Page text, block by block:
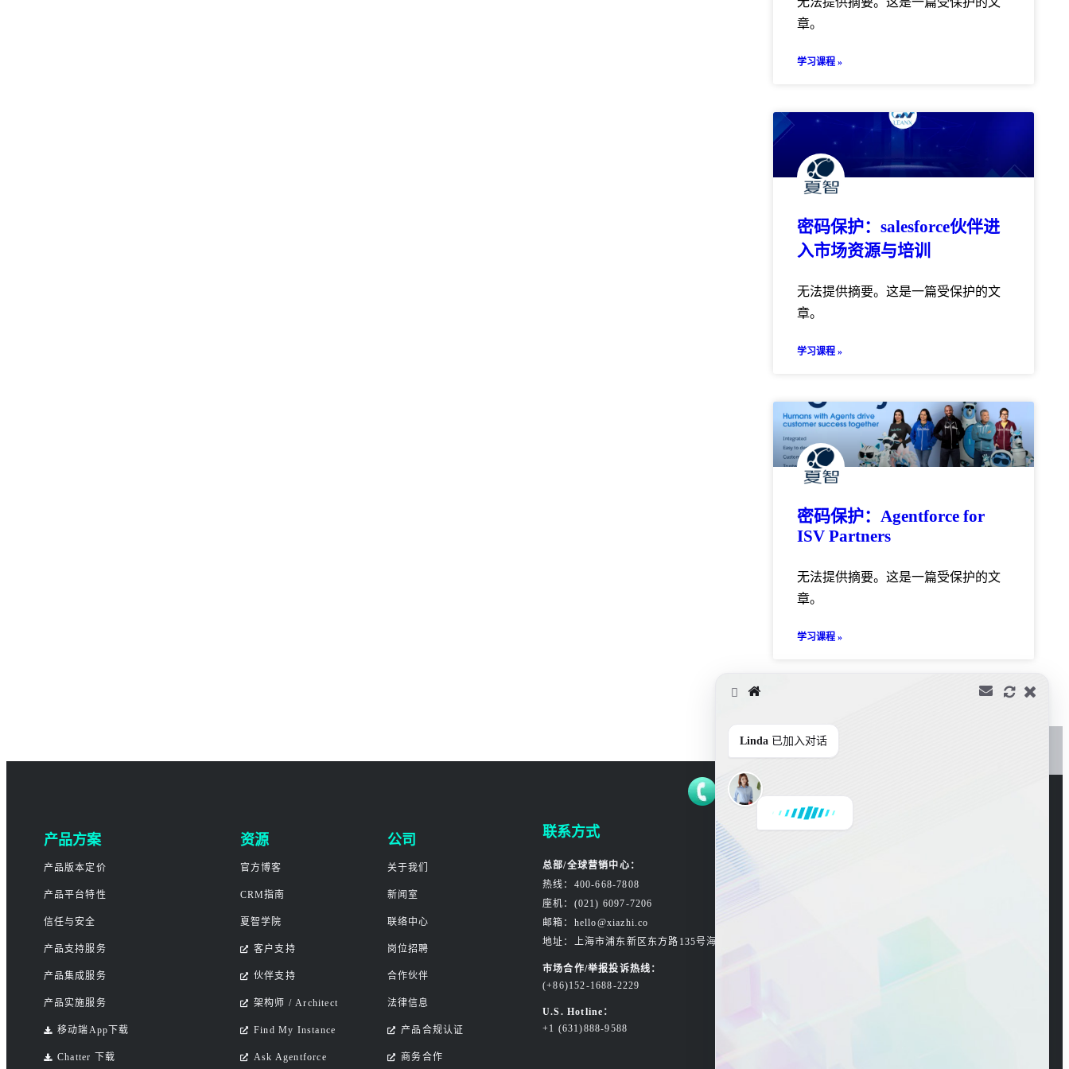
章。
学习课程 »
密码保护：salesforce伙伴进
入市场资源与培训
无法提供摘要。这是一篇受保护的文
章。
学习课程 »
密码保护：Agentforce for
ISV Partners
无法提供摘要。这是一篇受保护的文
章。
学习课程 »
产品方案
产品版本定价
产品平台特性
信任与安全
产品支持服务
产品集成服务
产品实施服务
移动端App下载
Chatter 下载
资源
官方博客
CRM指南
夏智学院
客户支持
伙伴支持
架构师 / Architect
Find My Instance
Ask Agentforce
公司
关于我们
新闻室
联络中心
岗位招聘
合作伙伴
法律信息
产品合规认证
商务合作
联系方式
总部/全球营销中心：
热线：400-668-7808
座机：(021) 6097-7206
邮箱：hello@xiazhi.co
地址：上海市浦东新区东方路135号海东大楼3楼
市场合作/举报投诉热线：
(+86)152-1688-2229
U.S. Hotline：
+1 (631)888-9588
Linda 已加入对话